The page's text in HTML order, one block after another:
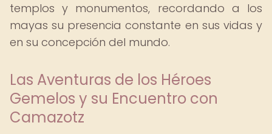
templos y monumentos, recordando a los
mayas su presencia constante en sus vidas y
en su concepción del mundo.
Las Aventuras de los Héroes
Gemelos y su Encuentro con
Camazotz